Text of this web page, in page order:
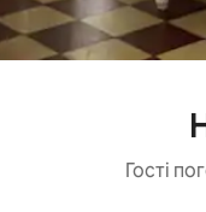
Гості